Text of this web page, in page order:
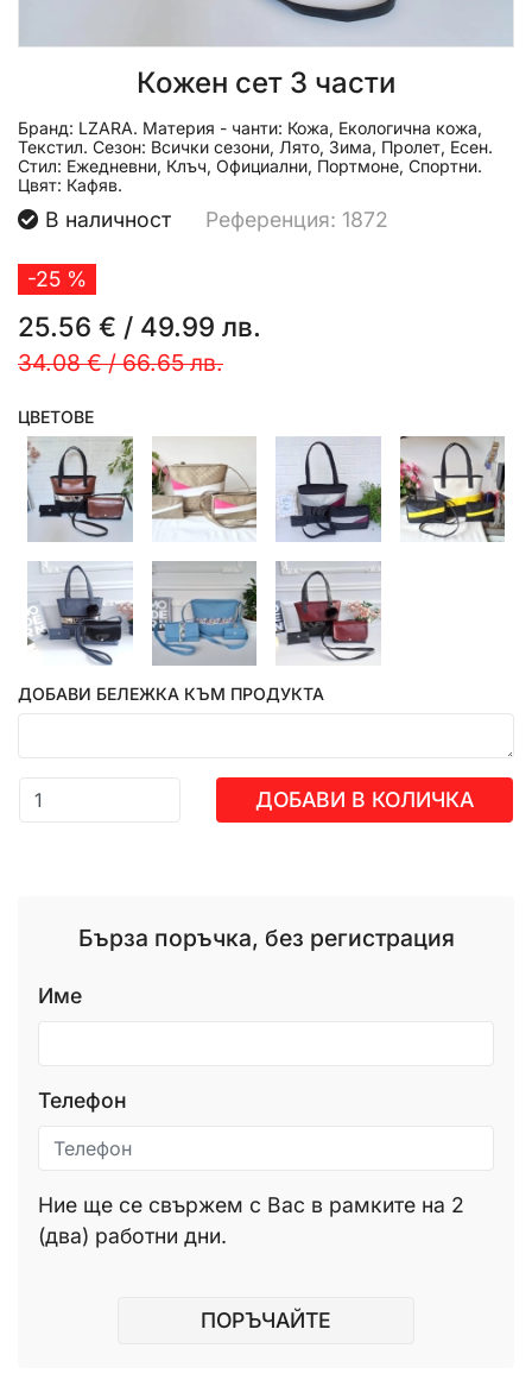
Кожен сет 3 части
Бранд: LZARA. Материя - чанти: Кожа, Екологична кожа,
Текстил. Сезон: Всички сезони, Лято, Зима, Пролет, Есен.
Стил: Ежедневни, Клъч, Официални, Портмоне, Спортни.
Цвят: Кафяв.
В наличност Референция: 1872
-25 %
25.56 € / 49.99 лв.
34.08 €/66.65 лв.
ЦВЕТОВЕ
ДОБАВИ БЕЛЕЖКА КЪМ ПРОДУКТА
ДОБАВИ В КОЛИЧКА
Бърза поръчка, без регистрация
Име
Телефон
Ние ще се свържем с Вас в рамките на 2
(два) работни дни.
ПОРЪЧАЙТЕ